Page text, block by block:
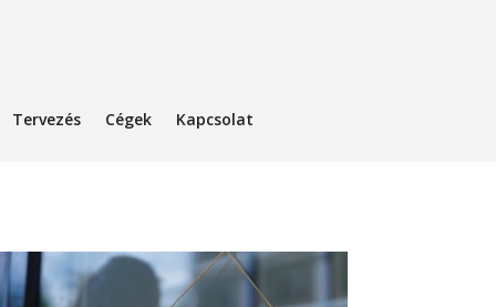
Tervezés Cégek Kapcsolat